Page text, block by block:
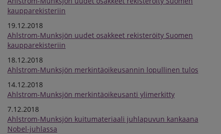
kaupparekisteriin
19.12.2018
Ahlstrom-Munksjön uudet osakkeet rekisteröity Suomen
kaupparekisteriin
18.12.2018
Ahlstrom-Munksjön merkintäoikeusannin lopullinen tulos
14.12.2018
Ahlstrom-Munksjön merkintäoikeusanti ylimerkitty
7.12.2018
Ahlstrom-Munksjön kuitumateriaali juhlapuvun kankaana
Nobel-juhlassa